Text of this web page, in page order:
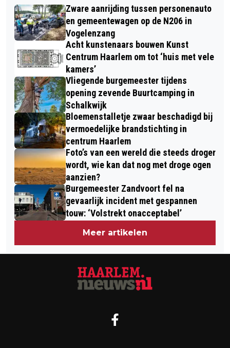
Zware aanrijding tussen personenauto
en gemeentewagen op de N206 in
Vogelenzang
Acht kunstenaars bouwen Kunst
Centrum Haarlem om tot ‘huis met vele
kamers’
Vliegende burgemeester tijdens
opening zevende Buurtcamping in
Schalkwijk
Bloemenstalletje zwaar beschadigd bij
vermoedelijke brandstichting in
centrum Haarlem
Foto’s van een wereld die steeds droger
wordt, wie kan dat nog met droge ogen
aanzien?
Burgemeester Zandvoort fel na
gevaarlijk incident met gespannen
touw: ‘Volstrekt onacceptabel’
Meer artikelen